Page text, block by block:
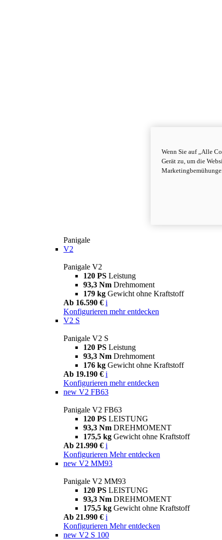
Panigale
V2
Panigale V2
120 PS Leistung
93,3 Nm Drehmoment
179 kg Gewicht ohne Kraftstoff
Ab 16.590 € i
Konfigurieren mehr entdecken
V2 S
Panigale V2 S
120 PS Leistung
93,3 Nm Drehmoment
176 kg Gewicht ohne Kraftstoff
Ab 19.190 € i
Konfigurieren mehr entdecken
new V2 FB63
Panigale V2 FB63
120 PS LEISTUNG
93,3 Nm DREHMOMENT
175,5 kg Gewicht ohne Kraftstoff
Ab 21.990 € i
Konfigurieren Mehr entdecken
new V2 MM93
Panigale V2 MM93
120 PS LEISTUNG
93,3 Nm DREHMOMENT
175,5 kg Gewicht ohne Kraftstoff
Ab 21.990 € i
Konfigurieren Mehr entdecken
new V2 S 100
Wenn Sie auf „Alle
Gerät zu, um die